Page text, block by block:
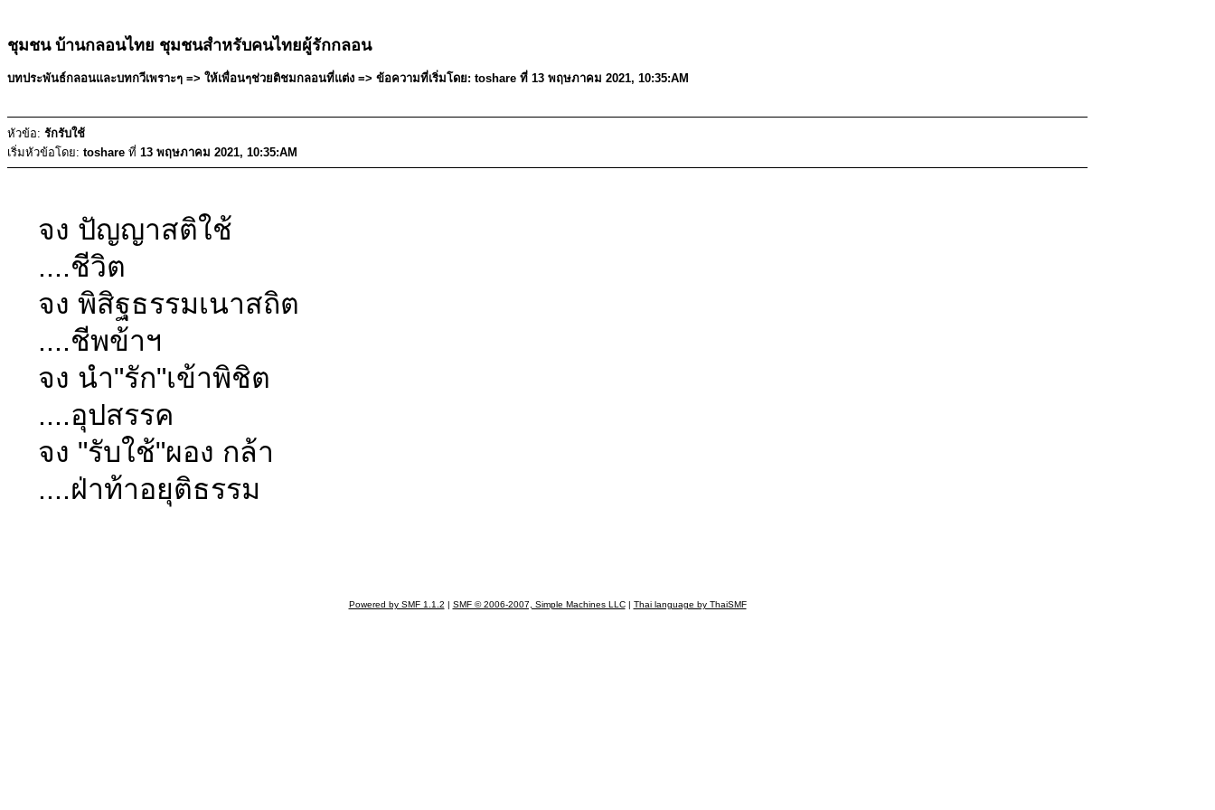
ชุมชน บ้านกลอนไทย ชุมชนสำหรับคนไทยผู้รักกลอน
บทประพันธ์กลอนและบทกวีเพราะๆ => ให้เพื่อนๆช่วยติชมกลอนที่แต่ง => ข้อความที่เริ่มโดย: toshare ที่ 13 พฤษภาคม 2021, 10:35:AM
หัวข้อ: รักรับใช้
เริ่มหัวข้อโดย: toshare ที่ 13 พฤษภาคม 2021, 10:35:AM
จง ปัญญาสติใช้
....ชีวิต
จง พิสิฐธรรมเนาสถิต
....ชีพข้าฯ
จง นำ"รัก"เข้าพิชิต
....อุปสรรค
จง "รับใช้"ผอง กล้า
....ฝ่าท้าอยุติธรรม
Powered by SMF 1.1.2 | SMF © 2006-2007, Simple Machines LLC| Thai language by ThaiSMF